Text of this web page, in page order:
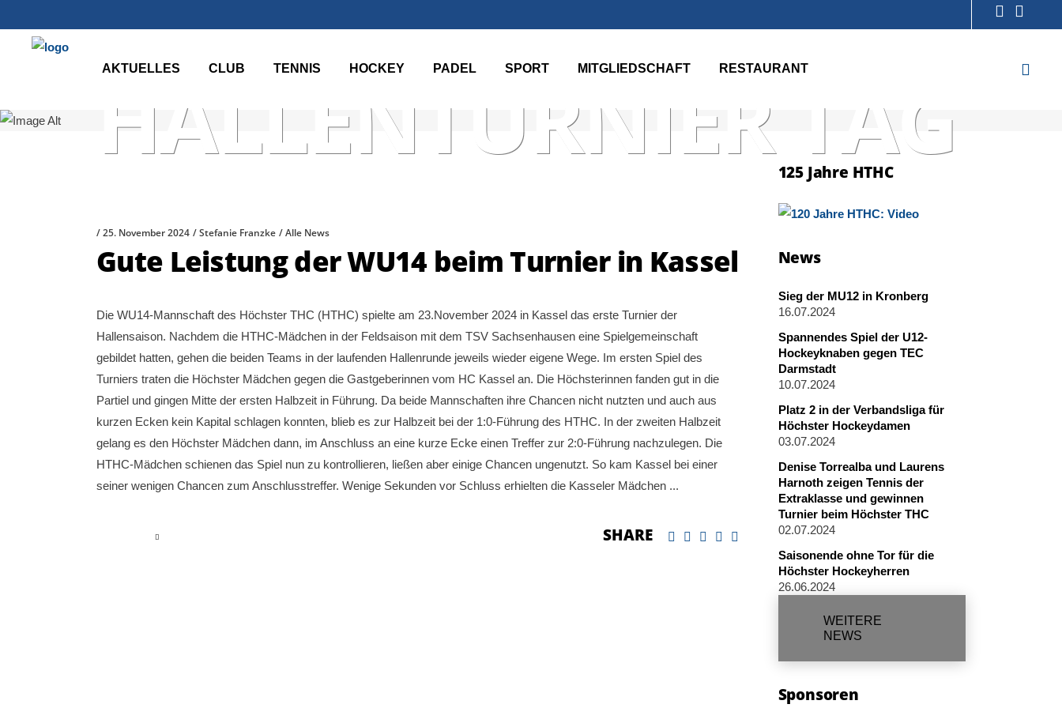
AKTUELLES CLUB TENNIS HOCKEY PADEL SPORT MITGLIEDSCHAFT RESTAURANT
HALLENTURNIER TAG
25. November 2024 Stefanie Franzke Alle News
Gute Leistung der WU14 beim Turnier in Kassel
Die WU14-Mannschaft des Höchster THC (HTHC) spielte am 23.November 2024 in Kassel das erste Turnier der
Hallensaison. Nachdem die HTHC-Mädchen in der Feldsaison mit dem TSV Sachsenhausen eine Spielgemeinschaft
gebildet hatten, gehen die beiden Teams in der laufenden Hallenrunde jeweils wieder eigene Wege. Im ersten Spiel des
Turniers traten die Höchster Mädchen gegen die Gastgeberinnen vom HC Kassel an. Die Höchsterinnen fanden gut in die
Partiel und gingen Mitte der ersten Halbzeit in Führung. Da beide Mannschaften ihre Chancen nicht nutzten und auch aus
kurzen Ecken kein Kapital schlagen konnten, blieb es zur Halbzeit bei der 1:0-Führung des HTHC. In der zweiten Halbzeit
gelang es den Höchster Mädchen dann, im Anschluss an eine kurze Ecke einen Treffer zur 2:0-Führung nachzulegen. Die
HTHC-Mädchen schienen das Spiel nun zu kontrollieren, ließen aber einige Chancen ungenutzt. So kam Kassel bei einer
seiner wenigen Chancen zum Anschlusstreffer. Wenige Sekunden vor Schluss erhielten die Kasseler Mädchen
SHARE
125 Jahre HTHC
News
Sieg der MU12 in Kronberg
16.07.2024
Spannendes Spiel der U12-
Hockeyknaben gegen TEC
Darmstadt
10.07.2024
Platz 2 in der Verbandsliga für
Höchster Hockeydamen
03.07.2024
Denise Torrealba und Laurens
Harnoth zeigen Tennis der
Extraklasse und gewinnen
Turnier beim Höchster THC
02.07.2024
Saisonende ohne Tor für die
Höchster Hockeyherren
26.06.2024
WEITERE
NEWS
Sponsoren